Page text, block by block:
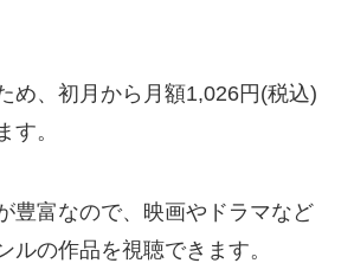
め、初月から月額1,026円(税込)
す。
豊富なので、映画やドラマなど
ルの作品を視聴できます。